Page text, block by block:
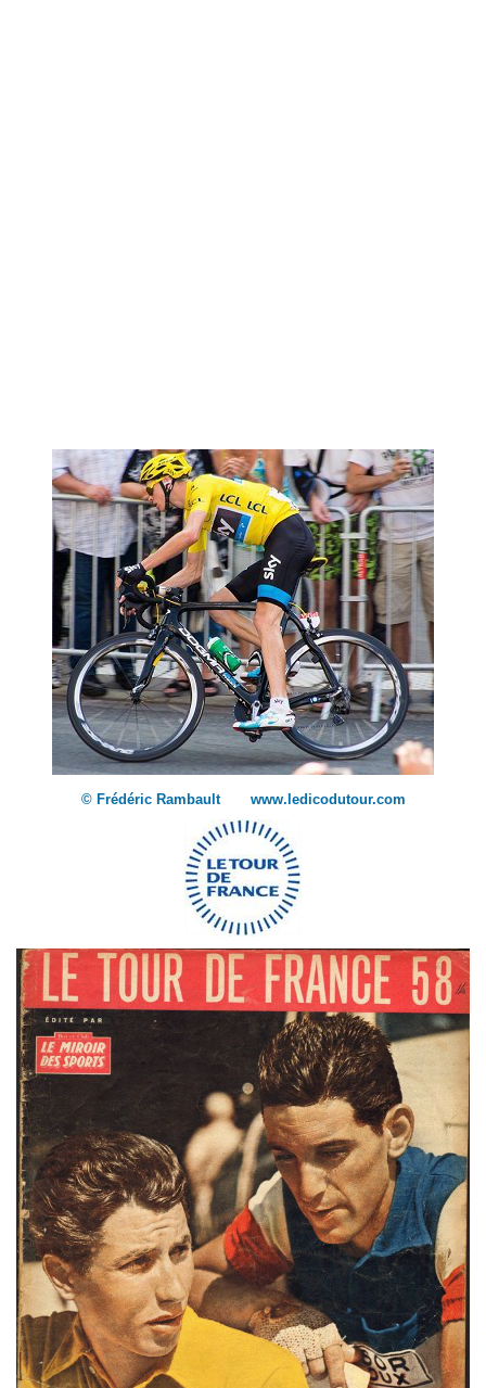
© Frédéric Rambault www.ledicodutour.com